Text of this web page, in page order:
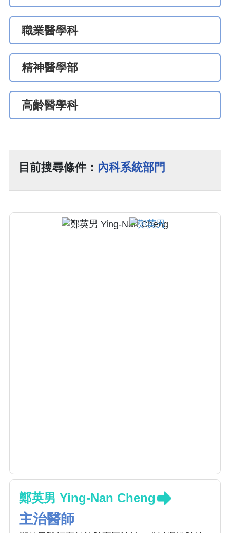
職業醫學科
精神醫學部
高齡醫學科
目前搜尋條件： 內科系統部門
鄭英男 Ying-Nan Cheng
主治醫師